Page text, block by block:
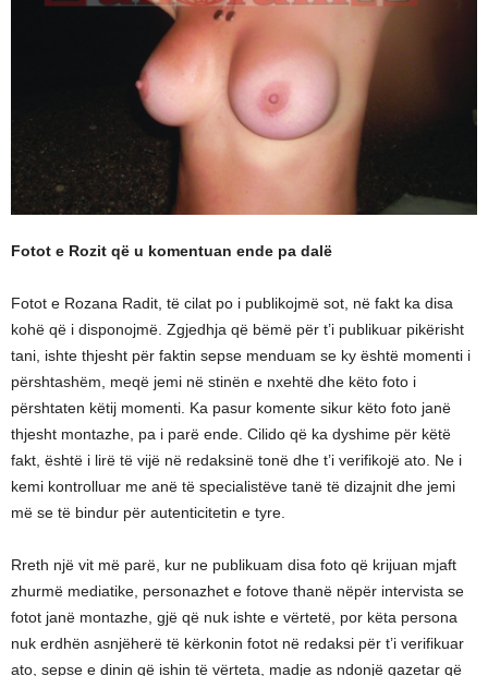
Fotot e Rozit që u komentuan ende pa dalë
Fotot e Rozana Radit, të cilat po i publikojmë sot, në fakt ka disa
kohë që i disponojmë. Zgjedhja që bëmë për t’i publikuar pikërisht
tani, ishte thjesht për faktin sepse menduam se ky është momenti i
përshtashëm, meqë jemi në stinën e nxehtë dhe këto foto i
përshtaten këtij momenti. Ka pasur komente sikur këto foto janë
thjesht montazhe, pa i parë ende. Cilido që ka dyshime për këtë
fakt, është i lirë të vijë në redaksinë tonë dhe t’i verifikojë ato. Ne i
kemi kontrolluar me anë të specialistëve tanë të dizajnit dhe jemi
më se të bindur për autenticitetin e tyre.
Rreth një vit më parë, kur ne publikuam disa foto që krijuan mjaft
zhurmë mediatike, personazhet e fotove thanë nëpër intervista se
fotot janë montazhe, gjë që nuk ishte e vërtetë, por këta persona
nuk erdhën asnjëherë të kërkonin fotot në redaksi për t’i verifikuar
ato, sepse e dinin që ishin të vërteta, madje as ndonjë gazetar që